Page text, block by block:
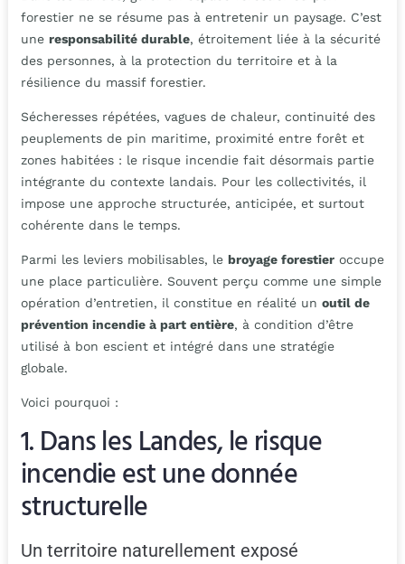
forestier ne se résume pas à entretenir un paysage. C’est
une responsabilité durable, étroitement liée à la sécurité
des personnes, à la protection du territoire et à la
résilience du massif forestier.
Sécheresses répétées, vagues de chaleur, continuité des
peuplements de pin maritime, proximité entre forêt et
zones habitées : le risque incendie fait désormais partie
intégrante du contexte landais. Pour les collectivités, il
impose une approche structurée, anticipée, et surtout
cohérente dans le temps.
Parmi les leviers mobilisables, le broyage forestier occupe
une place particulière. Souvent perçu comme une simple
opération d’entretien, il constitue en réalité un outil de
prévention incendie à part entière, à condition d’être
utilisé à bon escient et intégré dans une stratégie
globale.
Voici pourquoi :
1. Dans les Landes, le risque
incendie est une donnée
structurelle
Un territoire naturellement exposé